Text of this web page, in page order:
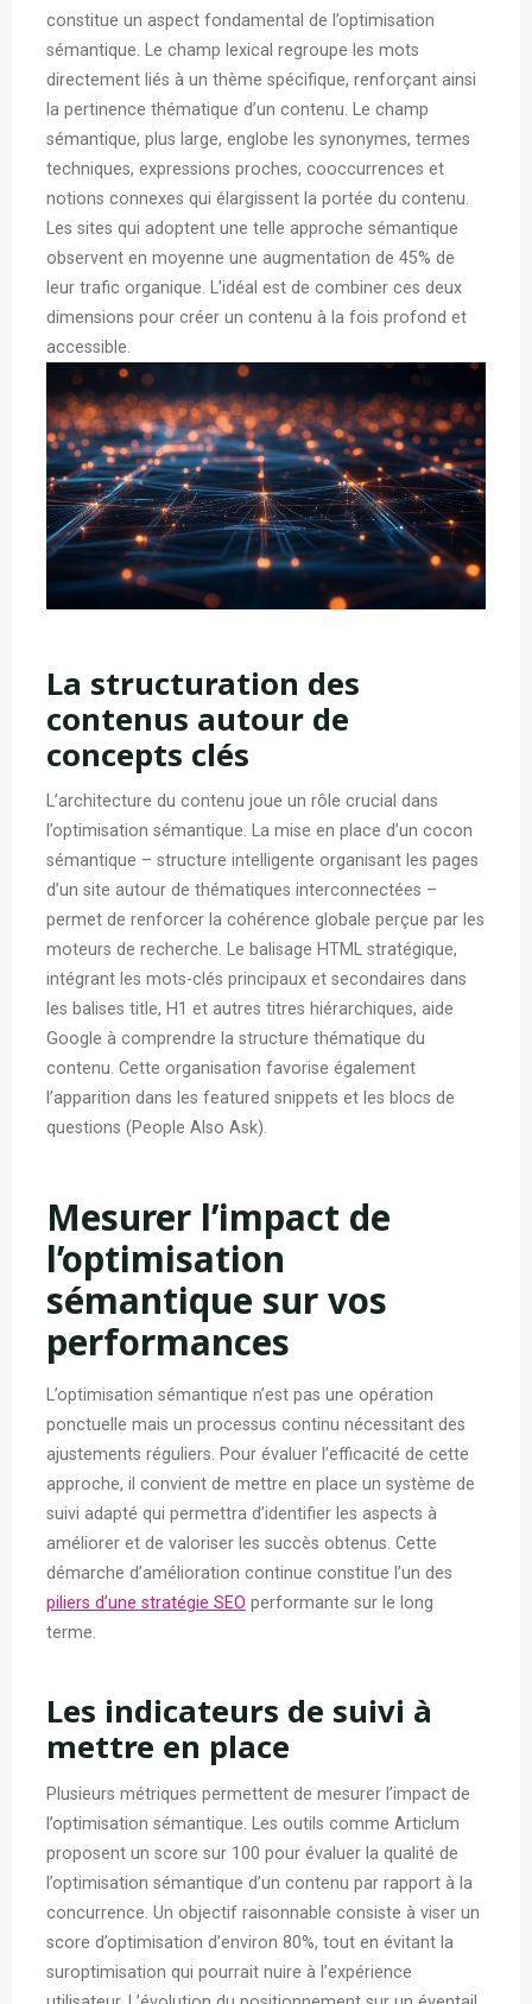
constitue un aspect fondamental de l’optimisation
sémantique. Le champ lexical regroupe les mots
directement liés à un thème spécifique, renforçant ainsi
la pertinence thématique d’un contenu. Le champ
sémantique, plus large, englobe les synonymes, termes
techniques, expressions proches, cooccurrences et
notions connexes qui élargissent la portée du contenu.
Les sites qui adoptent une telle approche sémantique
observent en moyenne une augmentation de 45% de
leur trafic organique. L’idéal est de combiner ces deux
dimensions pour créer un contenu à la fois profond et
accessible.
La structuration des
contenus autour de
concepts clés
L’architecture du contenu joue un rôle crucial dans
l’optimisation sémantique. La mise en place d’un cocon
sémantique – structure intelligente organisant les pages
d’un site autour de thématiques interconnectées –
permet de renforcer la cohérence globale perçue par les
moteurs de recherche. Le balisage HTML stratégique,
intégrant les mots-clés principaux et secondaires dans
les balises title, H1 et autres titres hiérarchiques, aide
Google à comprendre la structure thématique du
contenu. Cette organisation favorise également
l’apparition dans les featured snippets et les blocs de
questions (People Also Ask).
Mesurer l’impact de
l’optimisation
sémantique sur vos
performances
L’optimisation sémantique n’est pas une opération
ponctuelle mais un processus continu nécessitant des
ajustements réguliers. Pour évaluer l’efficacité de cette
approche, il convient de mettre en place un système de
suivi adapté qui permettra d’identifier les aspects à
améliorer et de valoriser les succès obtenus. Cette
démarche d’amélioration continue constitue l’un des
piliers d’une stratégie SEO performante sur le long
terme.
Les indicateurs de suivi à
mettre en place
Plusieurs métriques permettent de mesurer l’impact de
l’optimisation sémantique. Les outils comme Articlum
proposent un score sur 100 pour évaluer la qualité de
l’optimisation sémantique d’un contenu par rapport à la
concurrence. Un objectif raisonnable consiste à viser un
score d’optimisation d’environ 80%, tout en évitant la
suroptimisation qui pourrait nuire à l’expérience